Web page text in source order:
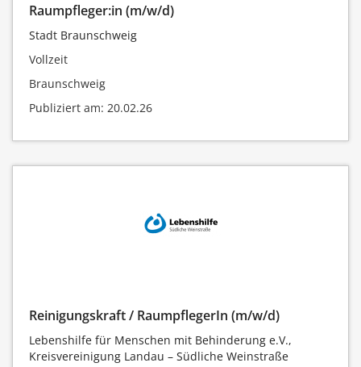
Raumpfleger:in (m/w/d)
Stadt Braunschweig
Vollzeit
Braunschweig
Publiziert am: 20.02.26
Reinigungskraft / RaumpflegerIn (m/w/d)
Lebenshilfe für Menschen mit Behinderung e.V.,
Kreisvereinigung Landau – Südliche Weinstraße